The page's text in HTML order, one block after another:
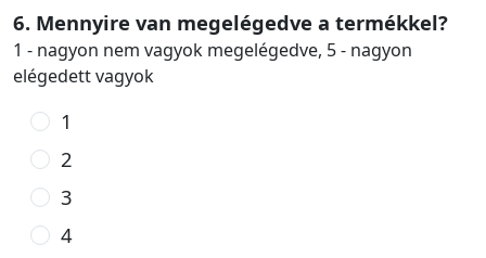
6. Mennyire van megelégedve a termékkel?
1 - nagyon nem vagyok megelégedve, 5 - nagyon
elégedett vagyok
1
2
3
4